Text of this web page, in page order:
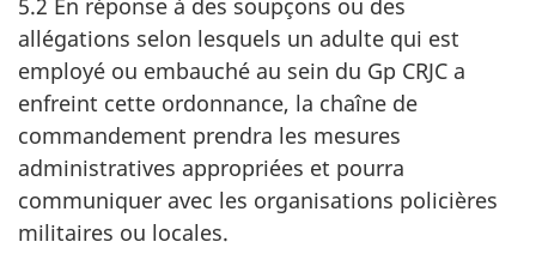
allégations selon lesquels un adulte qui est
employé ou embauché au sein du Gp CRJC a
enfreint cette ordonnance, la chaîne de
commandement prendra les mesures
administratives appropriées et pourra
communiquer avec les organisations policières
militaires ou locales.